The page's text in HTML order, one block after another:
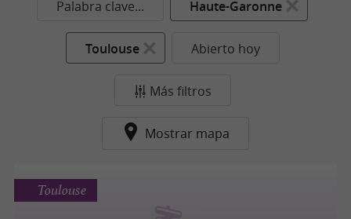
Palabra clave... Haute-Garonne
Toulouse Abierto hoy
Más filtros
Mostrar mapa
Toulouse